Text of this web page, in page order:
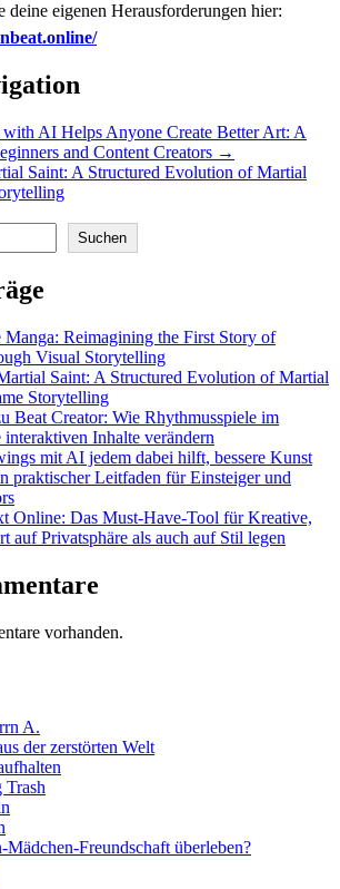
eigenen Herausforderungen hier:
AI Helps Anyone Create Better Art: A
and Content Creators →
Saint: A Structured Evolution of Martial
Suchen
Manga: Reimagining the First Story of
Visual Storytelling
Saint: A Structured Evolution of Martial
Storytelling
Beat Creator: Wie Rhythmusspiele im
Inhalte verändern
mit AI jedem dabei hilft, bessere Kunst
praktischer Leitfaden für Einsteiger und
Online: Das Must-Have-Tool für Kreative,
auf Privatsphäre als auch auf Stil legen
vorhanden.
A.
der zerstörten Welt
Trash
Mädchen-Freundschaft überleben?